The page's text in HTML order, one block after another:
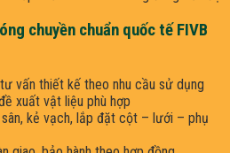
chuyền chuẩn quốc tế FIVB
vấn thiết kế theo nhu cầu sử dụng
xuất vật liệu phù hợp
kẻ vạch, lắp đặt cột – lưới – phụ